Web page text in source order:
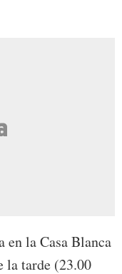
en la Casa Blanca
la tarde (23.00